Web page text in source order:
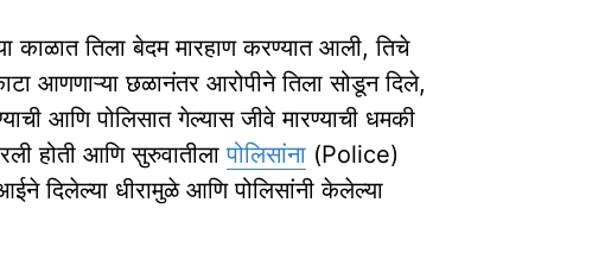
काळात तिला बेदम मारहाण करण्यात आली, तिचे
आणणाऱ्या छळानंतर आरोपीने तिला सोडून दिले,
आणि पोलिसात गेल्यास जीवे मारण्याची धमकी
होती आणि सुरुवातीलापोलिसांना (Police)
दिलेल्या धीरामुळे आणि पोलिसांनी केलेल्या